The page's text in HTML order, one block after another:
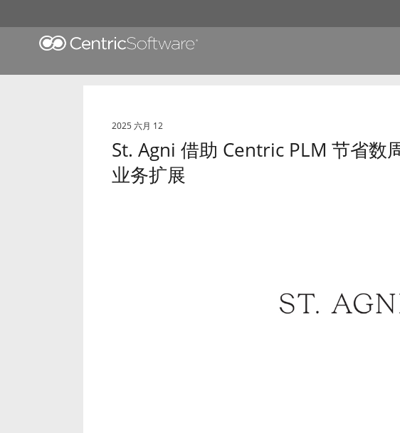
2025 六月 12
St. Agni 借助 Centric PLM 节省数
业务扩展